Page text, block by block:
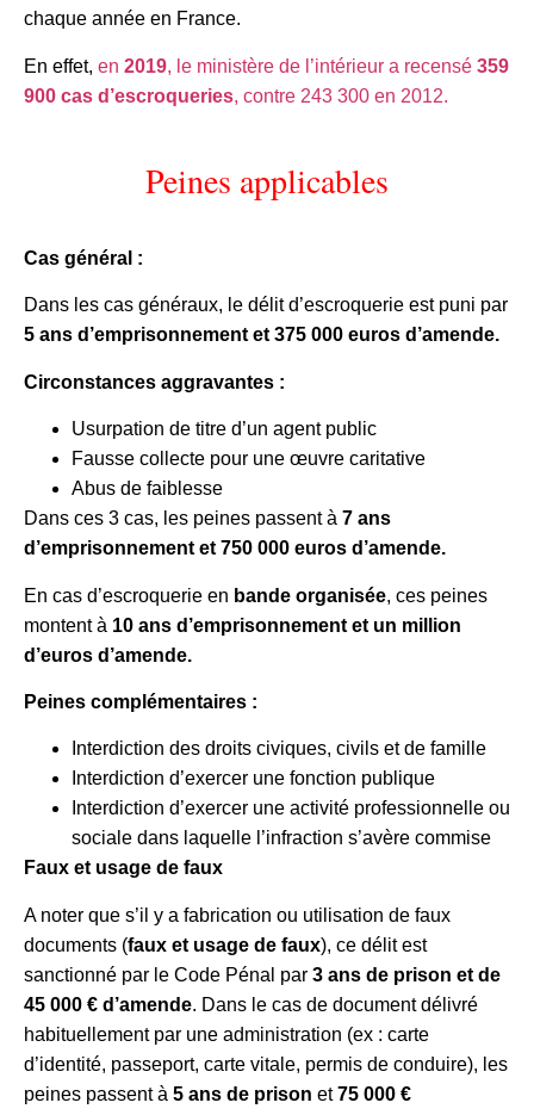
chaque année en France.
En effet, en 2019, le ministère de l’intérieur a recensé 359
900 cas d’escroqueries, contre 243 300 en 2012.
Peines applicables
Cas général :
Dans les cas généraux, le délit d’escroquerie est puni par
5 ans d’emprisonnement et 375 000 euros d’amende.
Circonstances aggravantes :
Usurpation de titre d’un agent public
Fausse collecte pour une œuvre caritative
Abus de faiblesse
Dans ces 3 cas, les peines passent à 7 ans
d’emprisonnement et 750 000 euros d’amende.
En cas d’escroquerie en bande organisée, ces peines
montent à 10 ans d’emprisonnement et un million
d’euros d’amende.
Peines complémentaires :
Interdiction des droits civiques, civils et de famille
Interdiction d’exercer une fonction publique
Interdiction d’exercer une activité professionnelle ou
sociale dans laquelle l’infraction s’avère commise
Faux et usage de faux
A noter que s’il y a fabrication ou utilisation de faux
documents (faux et usage de faux), ce délit est
sanctionné par le Code Pénal par 3 ans de prison et de
45 000 € d’amende. Dans le cas de document délivré
habituellement par une administration (ex : carte
d’identité, passeport, carte vitale, permis de conduire), les
peines passent à 5 ans de prison et75 000 €